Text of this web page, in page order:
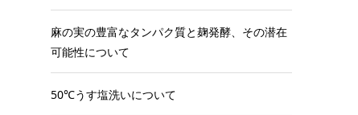
麻の実の豊富なタンパク質と麹発酵、その潜在
可能性について
50℃うす塩洗いについて